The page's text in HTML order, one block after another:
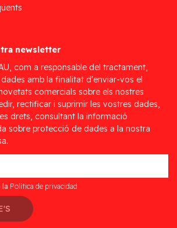
newsletter
com a responsable del tractament,
amb la finalitat d'enviar-vos el
comercials sobre els nostres
rectificar i suprimir les vostres dades,
drets, consultant la informació
sobre protecció de dades a la nostra
la Política de privacidad